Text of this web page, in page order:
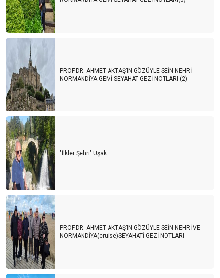
PROF.DR. AHMET AKTAŞ’IN GÖZÜYLE SEİN NEHRİ
NORMANDİYA GEMİ SEYAHAT GEZİ NOTLARI (2)
"İlkler Şehri" Uşak
PROF.DR. AHMET AKTAŞ’IN GÖZÜYLE SEİN NEHRİ VE
NORMANDİYA(cruise)SEYAHATİ GEZİ NOTLARI